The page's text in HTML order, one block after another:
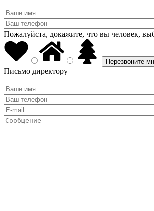
Пожалуйста, докажите, что вы человек,
Письмо директору